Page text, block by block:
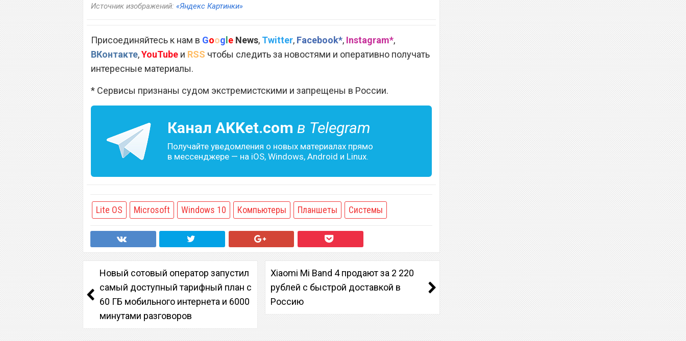
Источник изображений: «Яндекс Картинки»
Присоединяйтесь к нам в Google News, Twitter, Facebook*, Instagram*,
ВКонтакте,YouTube и RSS чтобы следить за новостями и оперативно получать
интересные материалы.
* Сервисы признаны судом экстремистскими и запрещены в России.
Канал AKKet.com в Telegram
Получайте уведомления о новых материалах прямо
в мессенджере — на iOS, Windows, Android и Linux.
Lite OS Microsoft Windows 10 Компьютеры Планшеты Системы
Новый сотовый оператор запустил
самый доступный тарифный план с
60 ГБ мобильного интернета и 6000
минутами разговоров
Xiaomi Mi Band 4 продают за 2 220
рублей с быстрой доставкой в
Россию